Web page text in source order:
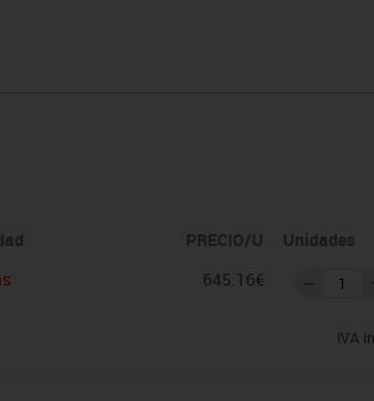
PRECIO/U
Unidades
645.16€
IVA